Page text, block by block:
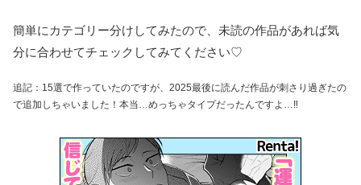
簡単にカテゴリー分けしてみたので、未読の作品があれば気
分に合わせてチェックしてみてください♡
追記：15選で作っていたのですが、2025最後に読んだ作品が刺さり過ぎたの
で追加しちゃいました！本当…めっちゃタイプだったんですよ…‼